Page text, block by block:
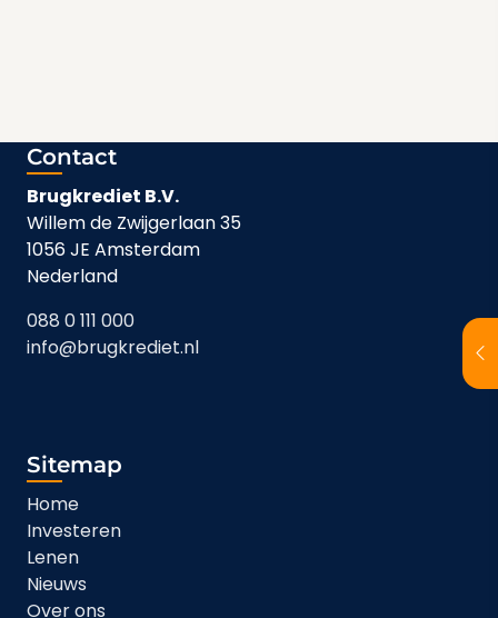
Contact
Brugkrediet B.V.
Willem de Zwijgerlaan 35
1056 JE Amsterdam
Nederland
088 0 111 000
info@brugkrediet.nl
Sitemap
Home
Investeren
Lenen
Nieuws
Over ons